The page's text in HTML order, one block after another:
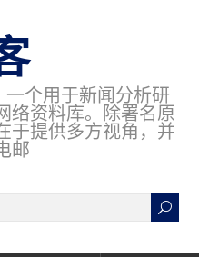
，一个用于新闻分析研
络资料库。除署名原
于提供多方视角，并
邮